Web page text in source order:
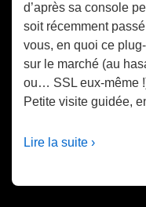
d’après sa console
soit récemment
vous, en quoi ce
sur le marché (au
ou… SSL eux-même
Petite visite guidée,
Lire la suite ›